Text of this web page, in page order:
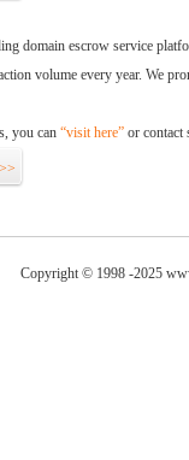
domain escrow service
volume every year. We
you can “visit here” or contact
>>
Copyright © 1998 -2025